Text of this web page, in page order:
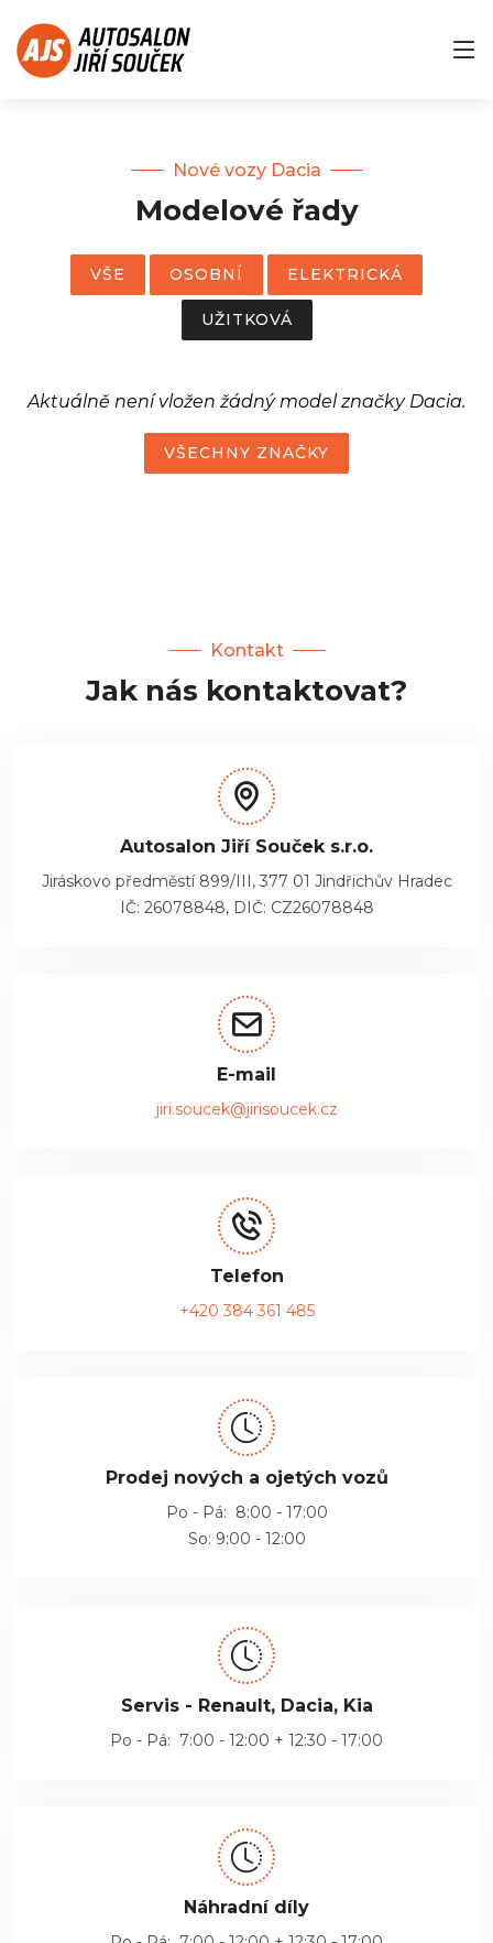
Nové vozy Dacia
Modelové řady
VŠE OSOBNÍ ELEKTRICKÁ
UŽITKOVÁ
Aktuálně není vložen žádný model značky Dacia.
VŠECHNY ZNAČKY
Kontakt
Jak nás kontaktovat?
Autosalon Jiří Souček s.r.o.
Jiráskovo předměstí 899/III, 377 01 Jindřichův Hradec
IČ: 26078848, DIČ: CZ26078848
E-mail
jiri.soucek@jirisoucek.cz
Telefon
+420 384 361 485
Prodej nových a ojetých vozů
Po - Pá: 8:00 - 17:00
So: 9:00 - 12:00
Servis - Renault, Dacia, Kia
Po - Pá: 7:00 - 12:00 + 12:30 - 17:00
Náhradní díly